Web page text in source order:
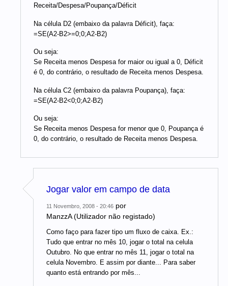
Receita/Despesa/Poupança/Déficit
Na célula D2 (embaixo da palavra Déficit), faça:
=SE(A2-B2>=0;0;A2-B2)
Ou seja:
Se Receita menos Despesa for maior ou igual a 0, Déficit
é 0, do contrário, o resultado de Receita menos Despesa.
Na célula C2 (embaixo da palavra Poupança), faça:
=SE(A2-B2<0;0;A2-B2)
Ou seja:
Se Receita menos Despesa for menor que 0, Poupança é
0, do contrário, o resultado de Receita menos Despesa.
Jogar valor em campo de data
11 Novembro, 2008 - 20:46 por
ManzzA (Utilizador não registado)
Como faço para fazer tipo um fluxo de caixa. Ex.:
Tudo que entrar no mês 10, jogar o total na celula
Outubro. No que entrar no mês 11, jogar o total na
celula Novembro. E assim por diante... Para saber
quanto está entrando por mês...